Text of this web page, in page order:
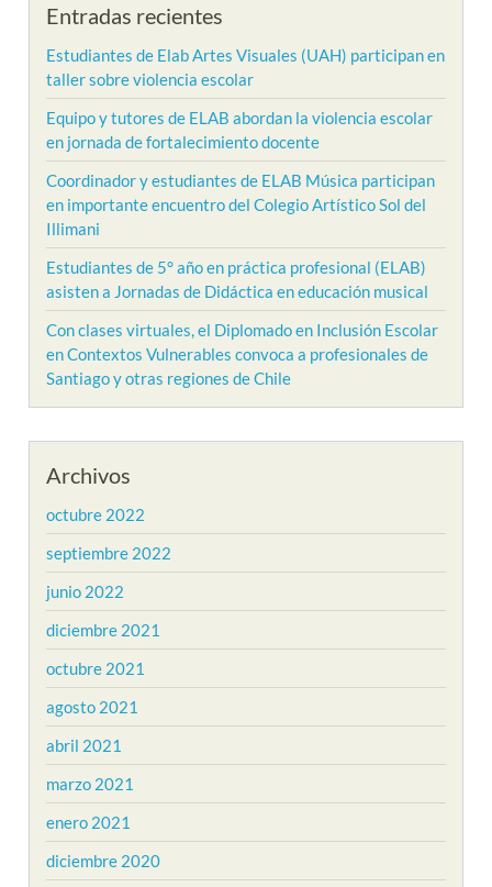
Entradas recientes
Estudiantes de Elab Artes Visuales (UAH) participan en
taller sobre violencia escolar
Equipo y tutores de ELAB abordan la violencia escolar
en jornada de fortalecimiento docente
Coordinador y estudiantes de ELAB Música participan
en importante encuentro del Colegio Artístico Sol del
Illimani
Estudiantes de 5° año en práctica profesional (ELAB)
asisten a Jornadas de Didáctica en educación musical
Con clases virtuales, el Diplomado en Inclusión Escolar
en Contextos Vulnerables convoca a profesionales de
Santiago y otras regiones de Chile
Archivos
octubre 2022
septiembre 2022
junio 2022
diciembre 2021
octubre 2021
agosto 2021
abril 2021
marzo 2021
enero 2021
diciembre 2020